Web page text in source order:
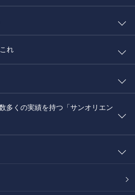
れ
多くの実績を持つ「サンオリエン